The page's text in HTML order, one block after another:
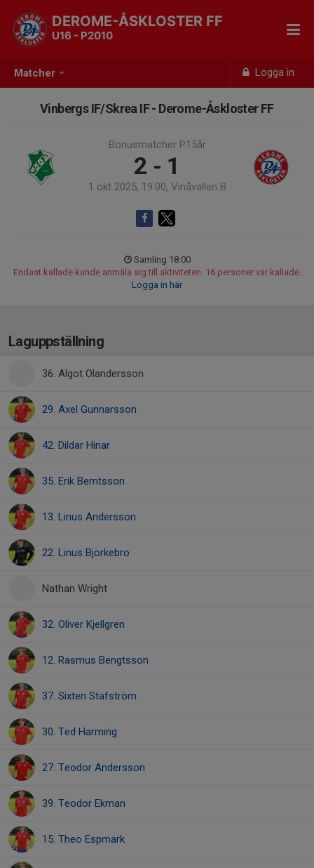
Matcher Logga in
DEROME-ÅSKLOSTER FF
U16 - P2010
Vinbergs IF/Skrea IF - Derome-Åskloster FF
Bonusmatcher P15år
2 - 1
1 okt 2025, 19:00, Vinåvallen B
Samling 18:00
Endast kallade kunde anmäla sig till aktiviteten. 16 personer var kallade.
Logga in här
Laguppställning
36. Algot Olandersson
29. Axel Gunnarsson
42. Dildar Hinar
35. Erik Berntsson
13. Linus Andersson
22. Linus Björkebro
Nathan Wright
32. Oliver Kjellgren
12. Rasmus Bengtsson
37. Sixten Stafström
30. Ted Harming
27. Teodor Andersson
39. Teodor Ekman
15. Theo Espmark